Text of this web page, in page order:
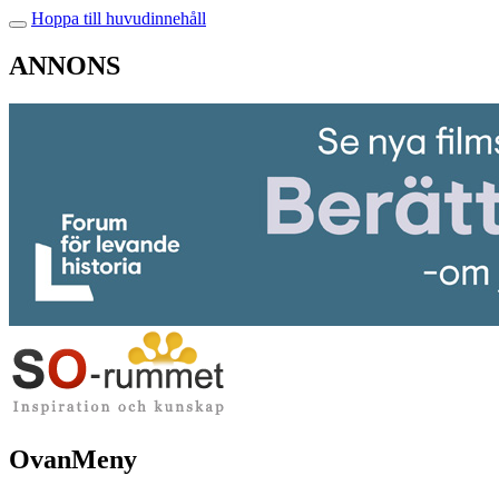
Hoppa till huvudinnehåll
ANNONS
OvanMeny